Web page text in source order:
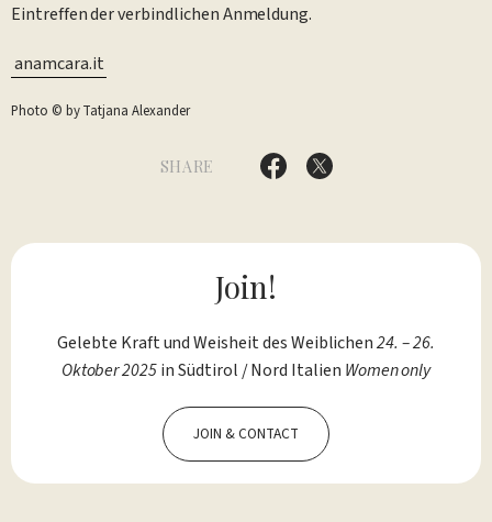
Eintreffen der verbindlichen Anmeldung.
anamcara.it
Photo © by Tatjana Alexander
SHARE
Join!
Gelebte Kraft und Weisheit des Weiblichen24. – 26.
Oktober 2025in Südtirol / Nord Italien Women only
JOIN & CONTACT